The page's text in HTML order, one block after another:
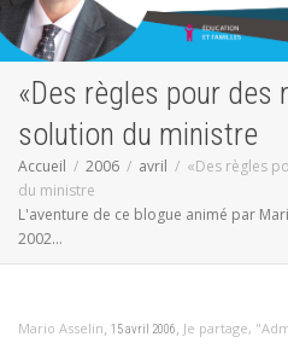
«Des règles pour des
solution du ministre
Accueil 2006 avril
«Des règles
du ministre
L'aventure de ce blogue animé par
2002...
Mario Asselin, 15 avril 2006, Je partage,